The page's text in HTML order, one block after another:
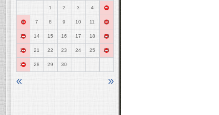
1 2 3 4 5
6 7 8 9 10 11 12
13 14 15 16 17 18 19
20 21 22 23 24 25 26
27 28 29 30
« »